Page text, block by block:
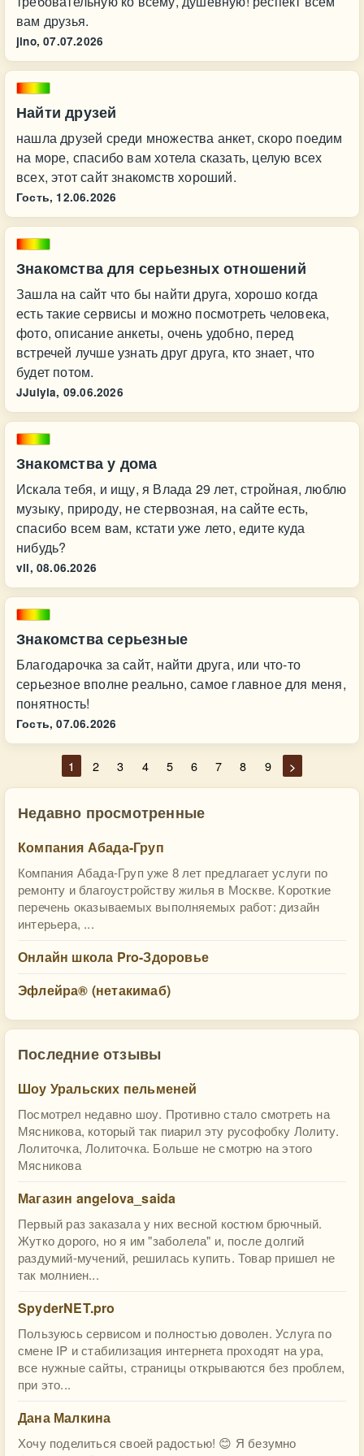
вам друзья.
jino, 07.07.2026
Найти друзей
нашла друзей среди множества анкет, скоро поедим
на море, спасибо вам хотела сказать, целую всех
всех, этот сайт знакомств хороший.
Гость, 12.06.2026
Знакомства для серьезных отношений
Зашла на сайт что бы найти друга, хорошо когда
есть такие сервисы и можно посмотреть человека,
фото, описание анкеты, очень удобно, перед
встречей лучше узнать друг друга, кто знает, что
будет потом.
JJulyla, 09.06.2026
Знакомства у дома
Искала тебя, и ищу, я Влада 29 лет, стройная, люблю
музыку, природу, не стервозная, на сайте есть,
спасибо всем вам, кстати уже лето, едите куда
нибудь?
vll, 08.06.2026
Знакомства серьезные
Благодарочка за сайт, найти друга, или что-то
серьезное вполне реально, самое главное для меня,
понятность!
Гость, 07.06.2026
1 2 3 4 5 6 7 8 9 >
Недавно просмотренные
Компания Абада-Груп
Компания Абада-Груп уже 8 лет предлагает услуги по
ремонту и благоустройству жилья в Москве. Короткие
перечень оказываемых выполняемых работ: дизайн
интерьера, ...
Онлайн школа Pro-Здоровье
Эфлейра® (нетакимаб)
Последние отзывы
Шоу Уральских пельменей
Посмотрел недавно шоу. Противно стало смотреть на
Мясникова, который так пиарил эту русофобку Лолиту.
Лолиточка, Лолиточка. Больше не смотрю на этого
Мясникова
Магазин angelova_saida
Первый раз заказала у них весной костюм брючный.
Жутко дорого, но я им "заболела" и, после долгий
раздумий-мучений, решилась купить. Товар пришел не
так молниен...
SpyderNET.pro
Пользуюсь сервисом и полностью доволен. Услуга по
смене IP и стабилизация интернета проходят на ура,
все нужные сайты, страницы открываются без проблем,
при это...
Дана Малкина
Хочу поделиться своей радостью! 😊 Я безумно